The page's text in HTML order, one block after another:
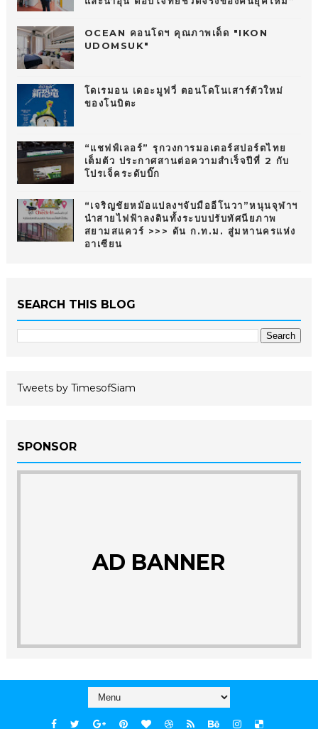
OCEAN คอนโดฯ คุณภาพเด็ด "IKON
UDOMSUK"
โดเรมอน เดอะมูฟวี่ ตอนโดโนเสาร์ตัวใหม่
ของโนบิตะ
“แชฟฟ์เลอร์” รุกวงการมอเตอร์สปอร์ตไทย
เต็มตัว ประกาศสานต่อความสำเร็จปีที่ 2 กับ
โปรเจ็คระดับบิ๊ก
“เจริญชัยหม้อแปลงฯจับมืออีโนวา”หนุนจุฬาฯ
นำสายไฟฟ้าลงดินทั้งระบบปรับทัศนียภาพ
สยามสแควร์ >>> ดัน ก.ท.ม. สู่มหานครแห่ง
อาเซียน
SEARCH THIS BLOG
Tweets by TimesofSiam
SPONSOR
AD BANNER